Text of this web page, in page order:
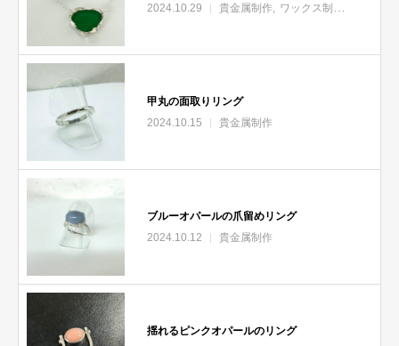
2024.10.29
貴金属制作 ワックス制作
甲丸の面取りリング
2024.10.15
貴金属制作
ブルーオパールの爪留めリング
2024.10.12
貴金属制作
揺れるピンクオパールのリング